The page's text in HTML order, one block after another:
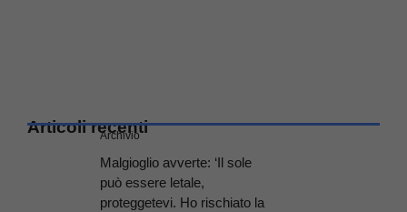
Articoli recenti
Archivio
Malgioglio avverte: ‘Il sole
può essere letale,
proteggetevi. Ho rischiato la